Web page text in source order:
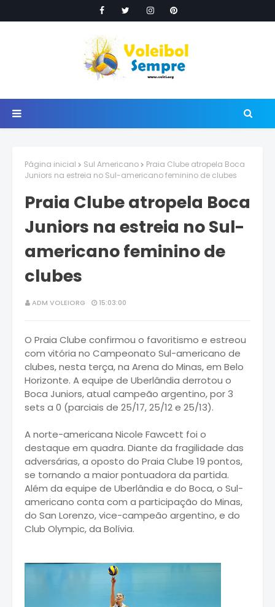
Página inicial Sul Americano
Praia Clube atropela Boca
Juniors na estreia no Sul-americano feminino de clubes
Praia Clube atropela Boca
Juniors na estreia no Sul-
americano feminino de
clubes
ADM VOLEIORG 15:03:00
O Praia Clube confirmou o favoritismo e estreou
com vitória no Campeonato Sul-americano de
clubes, nesta terça, na Arena do Minas, em Belo
Horizonte. A equipe de Uberlândia derrotou o
Boca Juniors, atual campeão argentino, por 3
sets a 0 (parciais de 25/17, 25/12 e 25/13).
A norte-americana Nicole Fawcett foi o
destaque em quadra. Diante da fragilidade das
adversárias, a oposto do Praia Clube 19 pontos,
se tornando a maior pontuadora da partida.
Além da equipe de Uberlândia e do Boca, o Sul-
americano conta com a participação do Minas,
do San Lorenzo, vice-campeão argentino, e do
Club Olympic, da Bolívia.